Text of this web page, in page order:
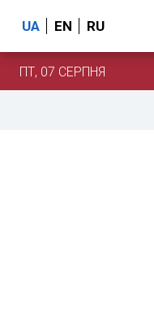
UA EN RU
ПТ, 07 СЕРПНЯ